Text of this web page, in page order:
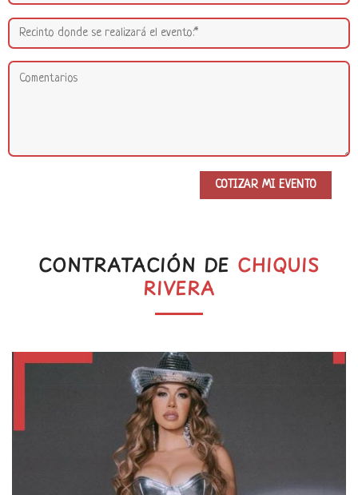
CONTRATACIÓN DE CHIQUIS
RIVERA